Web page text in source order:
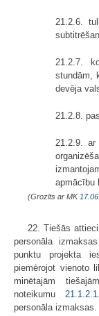
21.2.6.
21.2.7.
stundām,
devēja
21.2.8.
21.2.9.
apmācību
(Grozīts ar MK
22. Tiešās
personāla
punktu projekta
piemērojot vienoto
minētajām
noteikumu
personāla izmaksas.